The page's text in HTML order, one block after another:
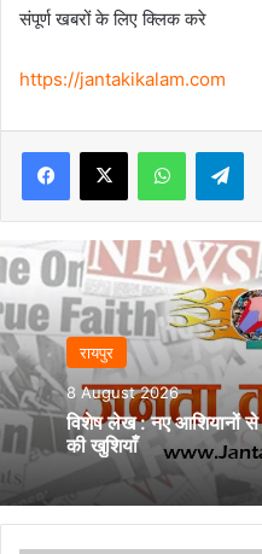
संपूर्ण खबरों के लिए क्लिक करे
https://jantakikalam.com
Facebook
X WhatsApp
रायपुर
8 August 2026
विशेष लेख : नए आशियानों से
की खुशियाँ